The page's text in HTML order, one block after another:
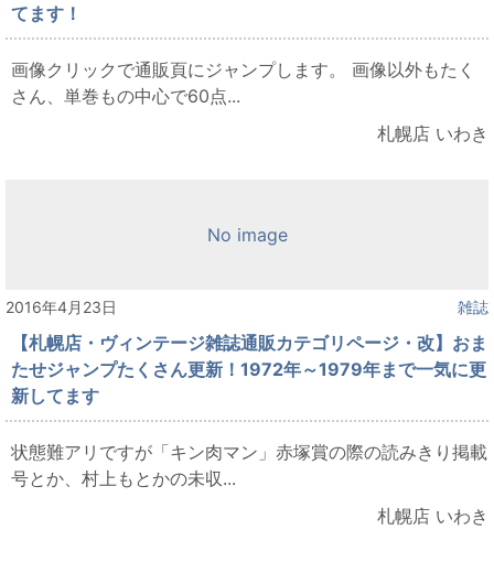
てます！
画像クリックで通販頁にジャンプします。 画像以外もたく
さん、単巻もの中心で60点...
札幌店 いわき
No image
2016年4月23日 雑誌
【札幌店・ヴィンテージ雑誌通販カテゴリページ・改】おま
たせジャンプたくさん更新！1972年～1979年まで一気に更
新してます
状態難アリですが「キン肉マン」赤塚賞の際の読みきり掲載
号とか、村上もとかの未収...
札幌店 いわき